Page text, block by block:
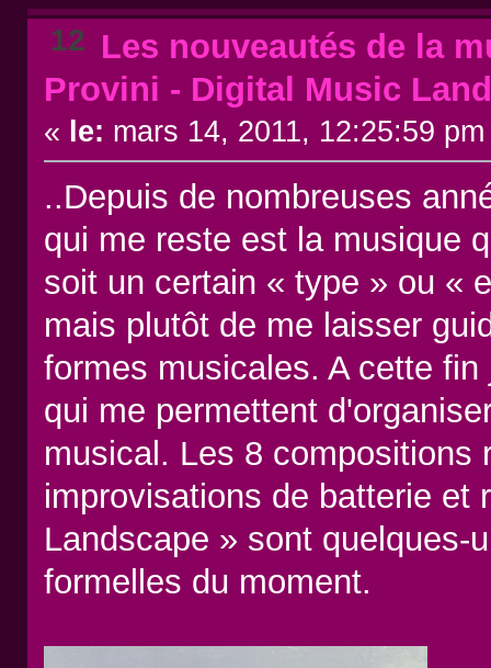
12 Les nouveautés de la
Provini - Digital Music
« le: mars 14, 2011, 12:25:59
..Depuis de nombreuses
qui me reste est la musique
soit un certain « type » ou «
mais plutôt de me laisser
formes musicales. A cette
qui me permettent
musical. Les 8 compositions
improvisations de batterie et
Landscape » sont quelques-
formelles du moment.